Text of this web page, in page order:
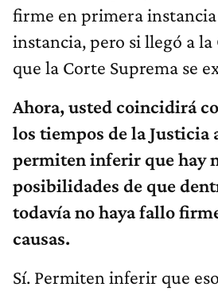
firme en primera
instancia, pero si llegó a
que la Corte Suprema se
Ahora, usted coincidirá
los tiempos de la Justicia
permiten inferir que hay
posibilidades de que
todavía no haya fallo
causas.
Sí. Permiten inferir que